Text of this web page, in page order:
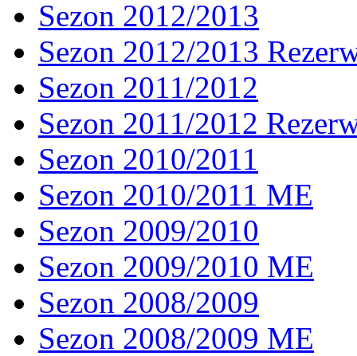
Sezon 2012/2013
Sezon 2012/2013
Sezon 2011/2012
Sezon 2011/2012
Sezon 2010/2011
Sezon 2010/2011 ME
Sezon 2009/2010
Sezon 2009/2010 ME
Sezon 2008/2009
Sezon 2008/2009 ME